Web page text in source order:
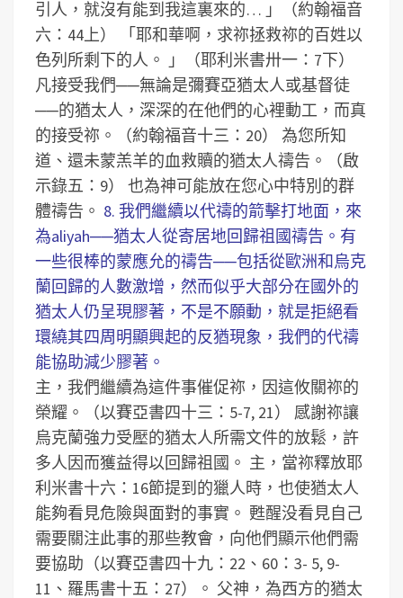
引人，就沒有能到我這裏來的… 」（約翰福音
六：44上）
「耶和華啊，求祢拯救祢的百姓以
色列所剩下的人。 」（耶利米書卅一：7下）
凡接受我們──無論是彌賽亞猶太人或基督徒
──的猶太人，深深的在他們的心裡動工，而真
的接受祢。（約翰福音十三：20）
為您所知
道、還未蒙羔羊的血救贖的猶太人禱告。（啟
示錄五：9）
也為神可能放在您心中特別的群
體禱告。 8. 我們繼續以代禱的箭擊打地面，來
為aliyah──猶太人從寄居地回歸祖國禱告。有
一些很棒的蒙應允的禱告──包括從歐洲和烏克
蘭回歸的人數激增，然而似乎大部分在國外的
猶太人仍呈現膠著，不是不願動，就是拒絕看
環繞其四周明顯興起的反猶現象，我們的代禱
能協助減少膠著。
主，我們繼續為這件事催促祢，因這攸關祢的
榮耀。（以賽亞書四十三：5-7, 21）
感謝祢讓
烏克蘭強力受壓的猶太人所需文件的放鬆，許
多人因而獲益得以回歸祖國。 主，當祢釋放耶
利米書十六：16節提到的獵人時，也使猶太人
能夠看見危險與面對的事實。 甦醒没看見自己
需要關注此事的那些教會，向他們顯示他們需
要協助（以賽亞書四十九：22、60：3- 5, 9-
11、羅馬書十五：27）。 父神，為西方的猶太